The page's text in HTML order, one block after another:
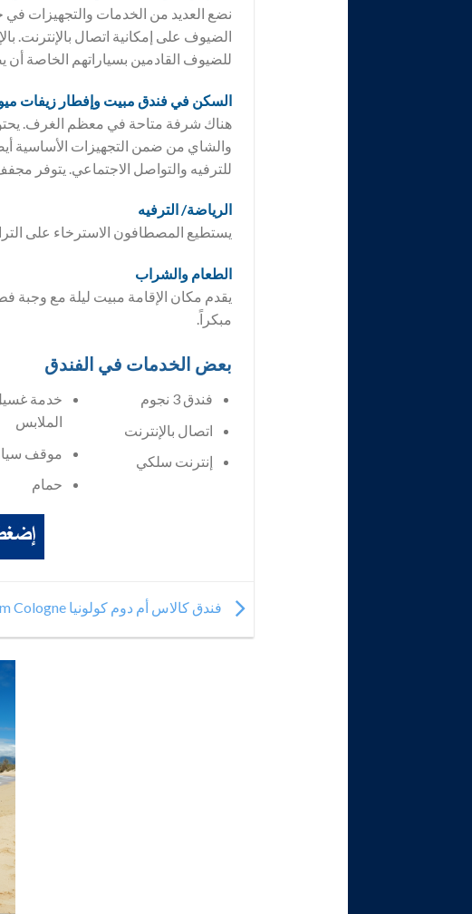
نضع العديد من الخدمات والتجهيزات
الضيوف على إمكانية اتصال بالإنترنت.
للضيوف القادمين بسياراتهم الخاصة
السكن في فندق مبيت وإفطار زيفات
هناك شرفة متاحة في معظم الغرف.
والشاي من ضمن التجهيزات الأساسية
للترفيه والتواصل الاجتماعي. يتوفر
الرياضة/ الترفيه
يستطيع المصطافون الاسترخاء على
الطعام والشراب
يقدم مكان الإقامة مبيت ليلة مع وجبة
مبكراً.
بعض الخدمات في الفندق
فندق 3 نجوم
اتصال بالإنترنت
إنترنت سلكي
خدمة
الملابس
موقف
حمام
فندق كالاس أم دوم كولونيا Callas Am Dom Cologne